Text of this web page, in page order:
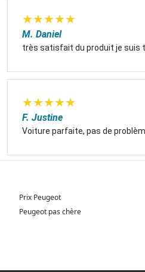
★★★★★
M. Daniel
très satisfait du produit je suis
★★★★★
F. Justine
Voiture parfaite, pas de
Prix Peugeot
Peugeot pas chère